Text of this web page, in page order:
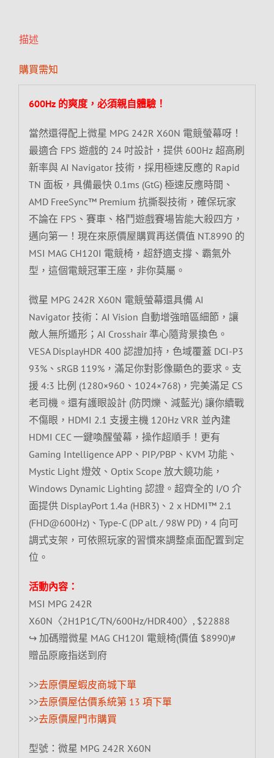
描述
購買需知
600Hz 的爽度，必須親自體驗！
當然還得配上微星 MPG 242R X60N 電競螢幕呀！
最適合 FPS 遊戲的 24 吋設計，提供 600Hz 超高刷
新率與 AI Navigator 技術，採用極速反應的 Rapid
TN 面板，具備最快 0.1ms (GtG) 極速反應時間、
AMD FreeSync™ Premium 抗撕裂技術，確保玩家
不論在 FPS、賽車、格鬥遊戲賽場皆能大殺四方，
邁向第一！現在來原價屋購買再送價值 NT.8990 的
MSI MAG CH120I 電競椅，超舒適支撐、霸氣外
型，這個電競冠軍王座，非你莫屬。
微星 MPG 242R X60N 電競螢幕還具備 AI
Navigator 技術：AI Vision 自動增強暗區細節，讓
敵人無所遁形；AI Crosshair 準心隨背景換色。
VESA DisplayHDR 400 認證加持，色域覆蓋 DCI-P3
93%、sRGB 119%，滿足你對影像顯色的要求。支
援 4:3 比例 (1280×960、1024×768)，完美滿足 CS
老司機。還有護眼設計 (防閃爍、減藍光) 讓你續戰
不傷眼，HDMI 2.1 支援主機 120Hz VRR 並內建
HDMI CEC 一鍵喚醒螢幕，操作超順手！更有
Gaming Intelligence APP、PIP/PBP、KVM 功能、
Mystic Light 燈效、Optix Scope 放大鏡功能，
Windows Dynamic Lighting 認證。超齊全的 I/O 介
面提供 DisplayPort 1.4a (HBR3)、2 x HDMI™ 2.1
(FHD@600Hz)、Type-C (DP alt. / 98W PD)，4 向可
調式支架，可依照玩家的習慣來調整桌面配置到定
位。
活動內容：
MSI MPG 242R
X60N〈2H1P1C/TN/600Hz/HDR400〉, $22888
↪ 加碼贈微星 MAG CH120I 電競椅(價值 $8990)#
贈品原廠指送到府
>>去原價屋蝦皮商城下單
>>去原價屋估價系統第 13 項下單
>>去原價屋門市購買
型號：微星 MPG 242R X60N